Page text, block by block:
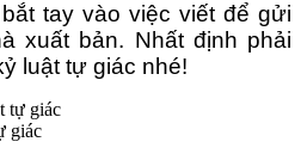
tay vào việc viết để gửi
xuất bản. Nhất định phải
luật tự giác nhé!
giác